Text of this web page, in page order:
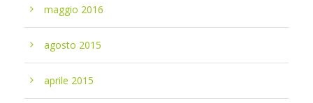
maggio 2016
agosto 2015
aprile 2015